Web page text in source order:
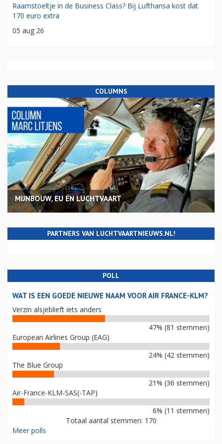
Raamstoeltje in de Business Class? Bij Lufthansa kost dat
170 euro extra
05 aug 26
COLUMNS
MIJNBOUW, EU EN LUCHTVAART
PARTNERS VAN LUCHTVAARTNIEUWS.NL!
POLL
WAT IS EEN GOEDE NIEUWE NAAM VOOR AIR FRANCE-KLM?
Verzin alsjeblieft iets anders
47% (81 stemmen)
European Airlines Group (EAG)
24% (42 stemmen)
The Blue Group
21% (36 stemmen)
Air-France-KLM-SAS(-TAP)
6% (11 stemmen)
Totaal aantal stemmen: 170
Meer polls